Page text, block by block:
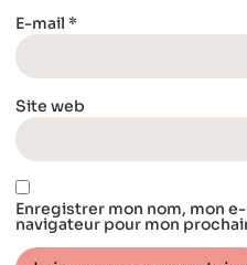
E-mail *
Site web
Enregistrer mon nom, mon
navigateur pour mon